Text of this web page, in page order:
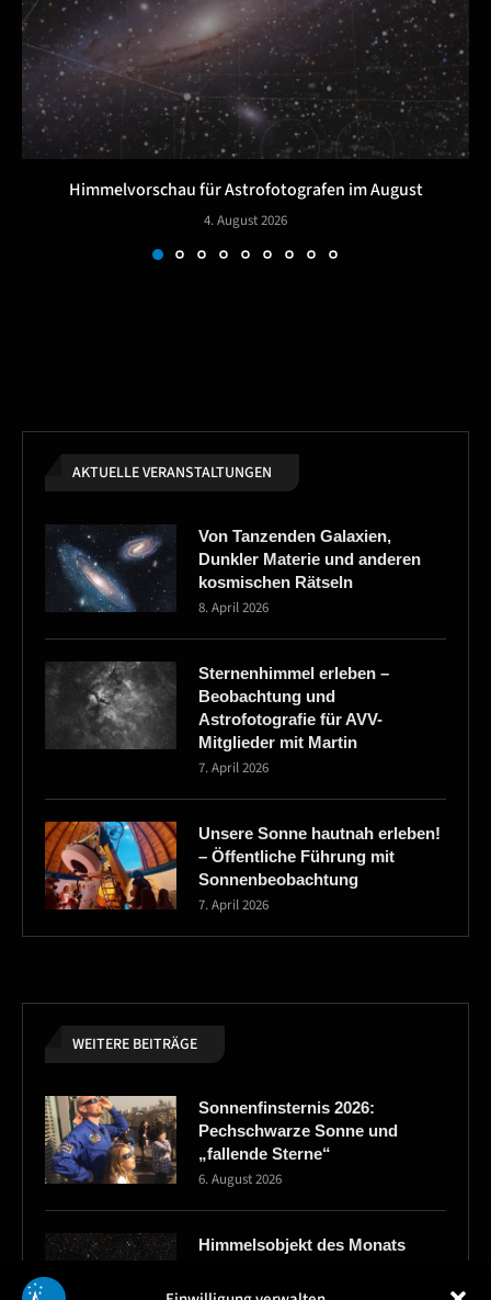
Himmelvorschau für Astrofotografen im August
4. August 2026
AKTUELLE VERANSTALTUNGEN
Von Tanzenden Galaxien,
Dunkler Materie und anderen
kosmischen Rätseln
8. April 2026
Sternenhimmel erleben –
Beobachtung und
Astrofotografie für AVV-
Mitglieder mit Martin
7. April 2026
Unsere Sonne hautnah erleben!
– Öffentliche Führung mit
Sonnenbeobachtung
7. April 2026
WEITERE BEITRÄGE
Sonnenfinsternis 2026:
Pechschwarze Sonne und
„fallende Sterne“
6. August 2026
Himmelsobjekt des Monats
6. August 2026